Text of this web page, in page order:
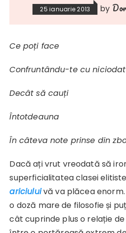
25 ianuarie 2013 by
Ce poți face
Confruntându-te cu
Decât să cauți
Întotdeauna
În câteva note prinse din
Dacă ați vrut vreodată să
superficialitatea clasei
ariciuluivă va plăcea enorm.
o doză mare de filosofie și
cât cuprinde plus o relație